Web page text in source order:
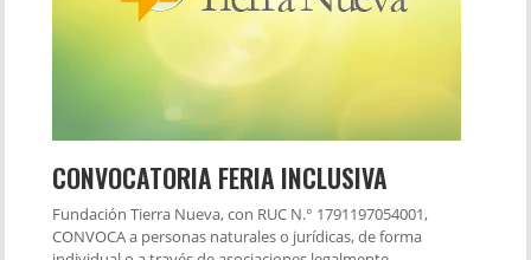
CONVOCATORIA FERIA INCLUSIVA
Fundación Tierra Nueva, con RUC N.° 1791197054001,
CONVOCA a personas naturales o jurídicas, de forma